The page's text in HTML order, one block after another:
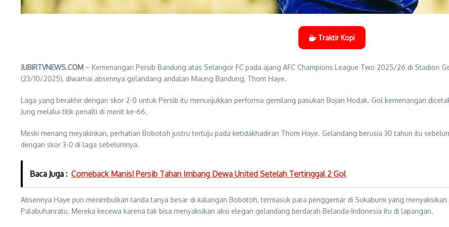
Traktir Kopi
JUBIRTVNEWS.COM – Kemenangan Persib Bandung atas Selangor FC pada ajang AFC Champions League Two 2025/26 di Stadion
(23/10/2025), diwarnai absennya gelandang andalan Maung Bandung, Thom Haye.
Laga yang berakhir dengan skor 2-0 untuk Persib itu menunjukkan performa gemilang pasukan Bojan Hodak. Gol kemenangan
Jung melalui titik penalti di menit ke-66.
Meski menang meyakinkan, perhatian Bobotoh justru tertuju pada ketidakhadiran Thom Haye. Gelandang berusia 30 tahun itu
dengan skor 3-0 di laga sebelumnya.
Baca Juga : Comeback Manis! Persib Tahan Imbang Dewa United Setelah Tertinggal 2 Gol
Absennya Haye pun menimbulkan tanda tanya besar di kalangan Bobotoh, termasuk para penggemar di Sukabumi yang
Palabuhanratu. Mereka kecewa karena tak bisa menyaksikan aksi elegan gelandang berdarah Belanda-Indonesia itu di lapangan.